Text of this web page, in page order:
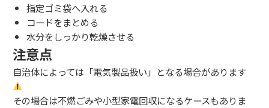
指定ゴミ袋へ入れる
コードをまとめる
水分をしっかり乾燥させる
注意点
自治体によっては「電気製品扱い」となる場合があります
その場合は不燃ごみや小型家電回収になるケースもありま